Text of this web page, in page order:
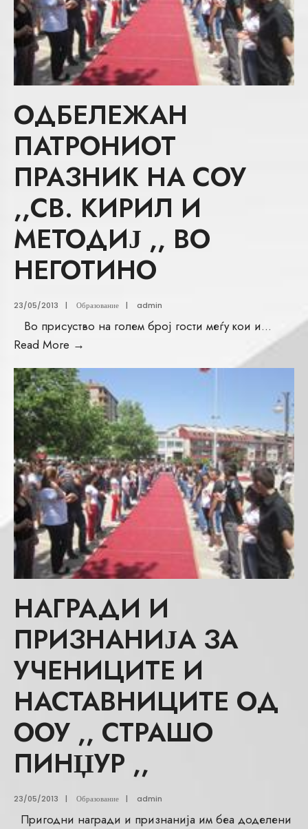
ОДБЕЛЕЖАН
ПАТРОНИОТ
ПРАЗНИК НА СОУ
,,СВ. КИРИЛ И
МЕТОДИЈ ,, ВО
НЕГОТИНО
23/05/2013 | Образование | admin
Во присуство на голем број гости меѓу кои и...
Read More →
НАГРАДИ И
ПРИЗНАНИЈА ЗА
УЧЕНИЦИТЕ И
НАСТАВНИЦИТЕ ОД
ООУ ,, СТРАШО
ПИНЏУР ,,
23/05/2013 | Образование | admin
Пригодни награди и признанија им беа доделени